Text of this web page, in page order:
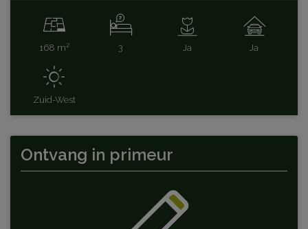
168 m² 3 Ja Ja
Zuid-West
Ontvang in primeur